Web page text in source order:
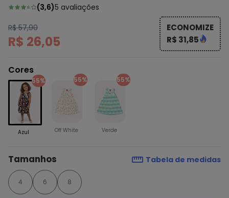
(3,6)5 avaliações
R$ 57,90
R$ 26,05
ECONOMIZE
R$ 31,85
Cores
55%
Azul
55%
Off White
55%
Verde
Tamanhos Tabela de medidas
4 6 8